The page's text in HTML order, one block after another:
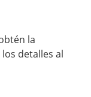
la
detalles al